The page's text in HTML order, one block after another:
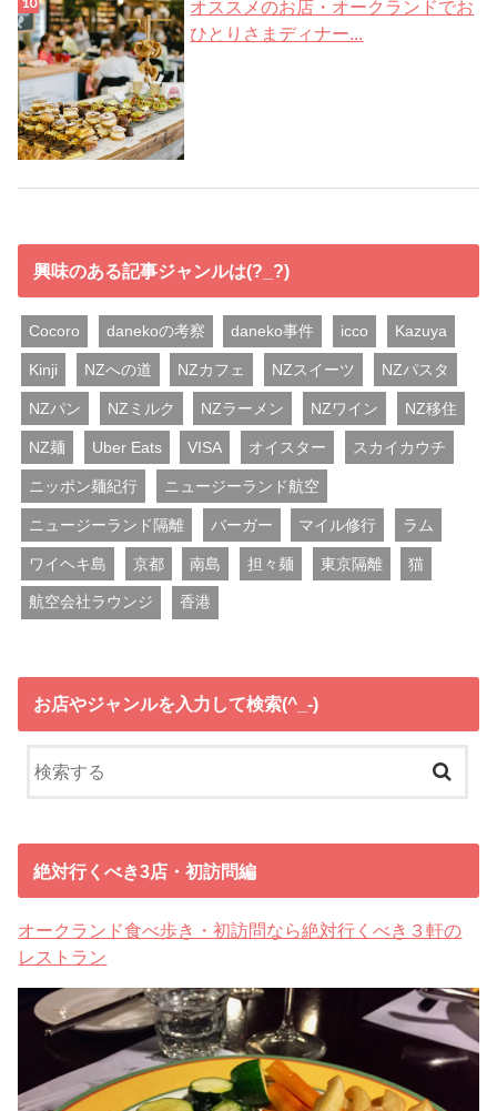
オススメのお店・オークランドでお
ひとりさまディナー...
興味のある記事ジャンルは(?_?)
Cocoro danekoの考察 daneko事件 icco Kazuya
Kinji NZへの道 NZカフェ NZスイーツ NZパスタ
NZパン NZミルク NZラーメン NZワイン NZ移住
NZ麺 Uber Eats VISA オイスター スカイカウチ
ニッポン麺紀行 ニュージーランド航空
ニュージーランド隔離 バーガー マイル修行 ラム
ワイヘキ島 京都 南島 担々麺 東京隔離 猫
航空会社ラウンジ 香港
お店やジャンルを入力して検索(^_-)
絶対行くべき3店・初訪問編
オークランド食べ歩き・初訪問なら絶対行くべき３軒の
レストラン